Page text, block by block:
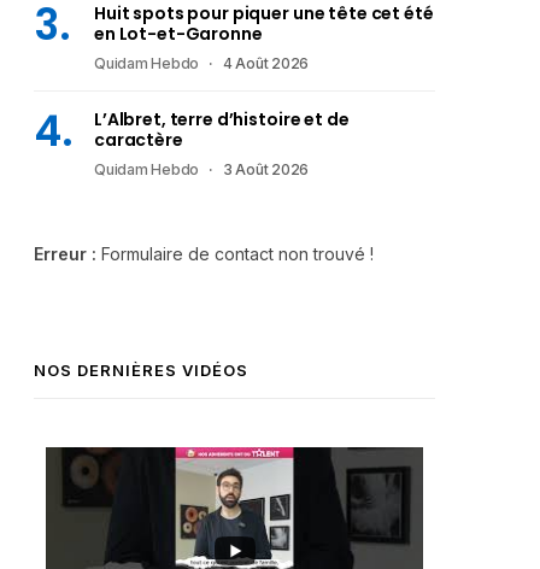
Huit spots pour piquer une tête cet été
en Lot-et-Garonne
Quidam Hebdo 4 Août 2026
L’Albret, terre d’histoire et de
caractère
Quidam Hebdo 3 Août 2026
Erreur : Formulaire de contact non trouvé !
NOS DERNIÈRES VIDÉOS